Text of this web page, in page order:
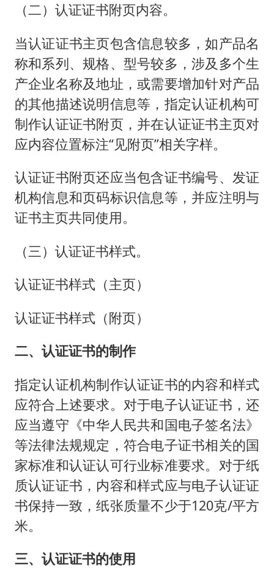
（二）认证证书附页内容。
当认证证书主页包含信息较多，如产品名
称和系列、规格、型号较多，涉及多个生
产企业名称及地址，或需要增加针对产品
的其他描述说明信息等，指定认证机构可
制作认证证书附页，并在认证证书主页对
应内容位置标注“见附页”相关字样。
认证证书附页还应当包含证书编号、发证
机构信息和页码标识信息等，并应注明与
证书主页共同使用。
（三）认证证书样式。
认证证书样式（主页）
认证证书样式（附页）
二、认证证书的制作
指定认证机构制作认证证书的内容和样式
应符合上述要求。对于电子认证证书，还
应当遵守《中华人民共和国电子签名法》
等法律法规规定，符合电子证书相关的国
家标准和认证认可行业标准要求。对于纸
质认证证书，内容和样式应与电子认证证
书保持一致，纸张质量不少于120克/平方
米。
三、认证证书的使用